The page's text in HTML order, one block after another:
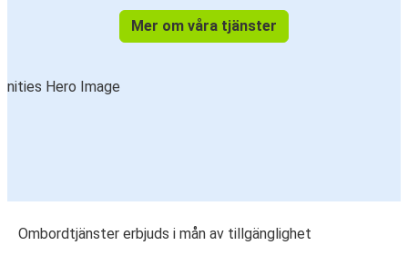
Mer om våra tjänster
Ombordtjänster erbjuds i mån av tillgänglighet